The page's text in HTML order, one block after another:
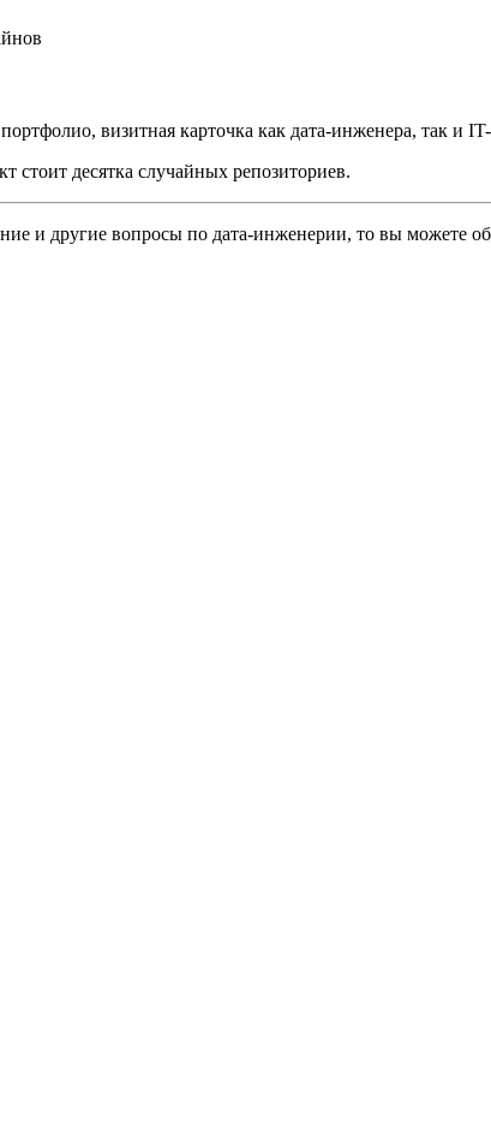
визитная карточка как дата-инженера, так и
стоит десятка случайных репозиториев.
и другие вопросы по дата-инженерии, то вы можете